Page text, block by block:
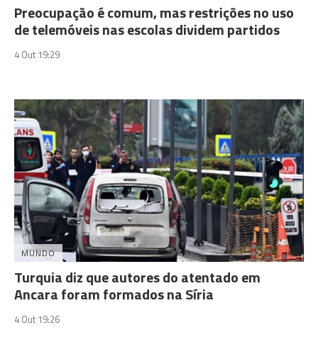
Preocupação é comum, mas restrições no uso
de telemóveis nas escolas dividem partidos
4 Out 19:29
MUNDO
Turquia diz que autores do atentado em
Ancara foram formados na Síria
4 Out 19:26